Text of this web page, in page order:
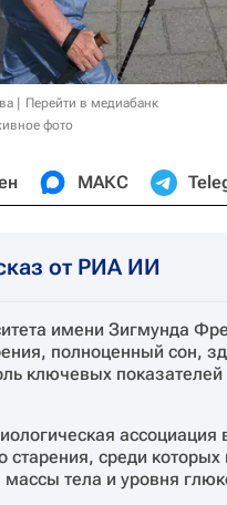
Перейти в медиабанк
фото
МАКС
от РИА ИИ
имени Зигмунда
полноценный сон,
ключевых
старения, среди которых
тела и уровня